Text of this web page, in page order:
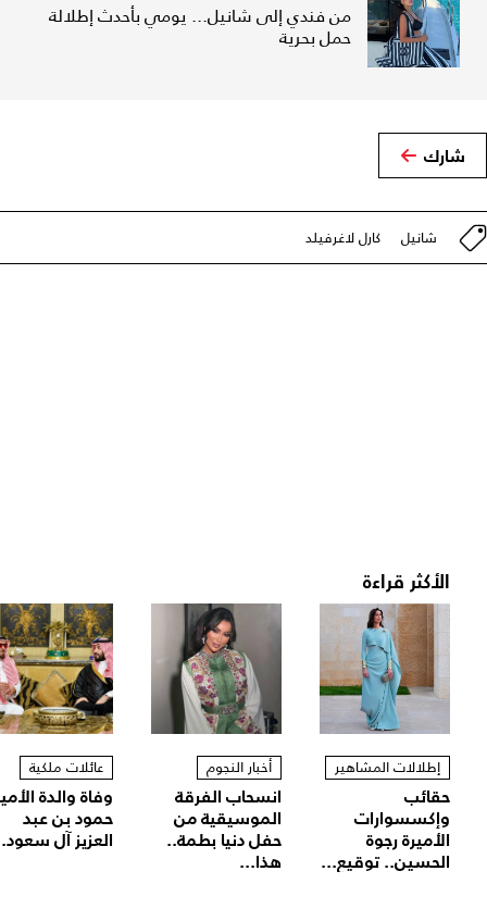
من فندي إلى شانيل... يومي بأحدث إطلالة
حمل بحرية
شارك
شانيل كارل لاغرفيلد
الأكثر قراءة
إطلالات المشاهير
حقائب
وإكسسوارات
الأميرة رجوة
الحسين.. توقيع...
أخبار النجوم
انسحاب الفرقة
الموسيقية من
حفل دنيا بطمة..
هذا...
عائلات ملكية
وفاة والدة
حمود بن عبد
العزيز آل